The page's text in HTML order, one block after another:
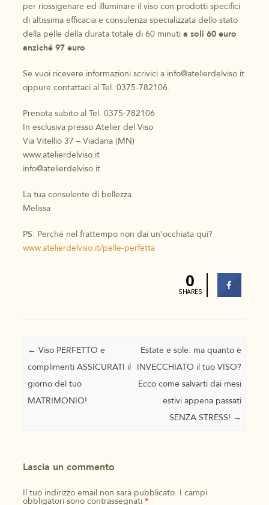
per riossigenare ed illuminare il viso con prodotti specifici
di altissima efficacia e consulenza specializzata dello stato
della pelle della durata totale di 60 minuti a soli 60 euro
anziché 97 euro
Se vuoi ricevere informazioni scrivici a info@atelierdelviso.it
oppure contattaci al Tel. 0375-782106.
Prenota subito al Tel. 0375-782106
In esclusiva presso Atelier del Viso
Via Vitellio 37 – Viadana (MN)
www.atelierdelviso.it
info@atelierdelviso.it
La tua consulente di bellezza
Melissa
PS: Perché nel frattempo non dai un’occhiata qui?
www.atelierdelviso.it/pelle-perfetta
0
SHARES
Navigazione articolo
← Viso PERFETTO e
complimenti ASSICURATI il
giorno del tuo
MATRIMONIO!
Estate e sole: ma quanto è
INVECCHIATO il tuo VISO?
Ecco come salvarti dai mesi
estivi appena passati
SENZA STRESS! →
Lascia un commento
Il tuo indirizzo email non sarà pubblicato. I campi
obbligatori sono contrassegnati *